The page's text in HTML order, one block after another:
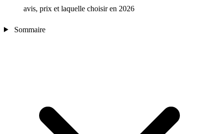
avis, prix et laquelle choisir en 2026
Sommaire